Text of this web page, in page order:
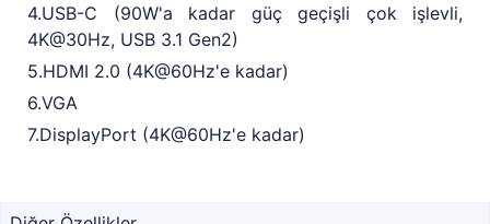
4.USB-C (90W'a kadar güç geçişli çok işlevli,
4K@30Hz, USB 3.1 Gen2)
5.HDMI 2.0 (4K@60Hz'e kadar)
6.VGA
7.DisplayPort (4K@60Hz'e kadar)